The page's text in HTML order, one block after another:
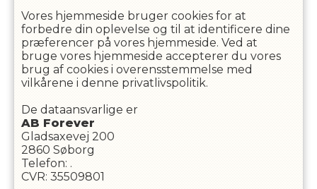
Vores hjemmeside bruger cookies for at
forbedre din oplevelse og til at identificere dine
præferencer på vores hjemmeside. Ved at
bruge vores hjemmeside accepterer du vores
brug af cookies i overensstemmelse med
vilkårene i denne privatlivspolitik.
De dataansvarlige er
AB Forever
Gladsaxevej 200
2860 Søborg
Telefon: .
CVR: 35509801